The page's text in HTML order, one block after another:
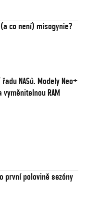
co není) misogynie?
NASů. Modely Neo+
vyměnitelnou RAM
první polovině sezóny